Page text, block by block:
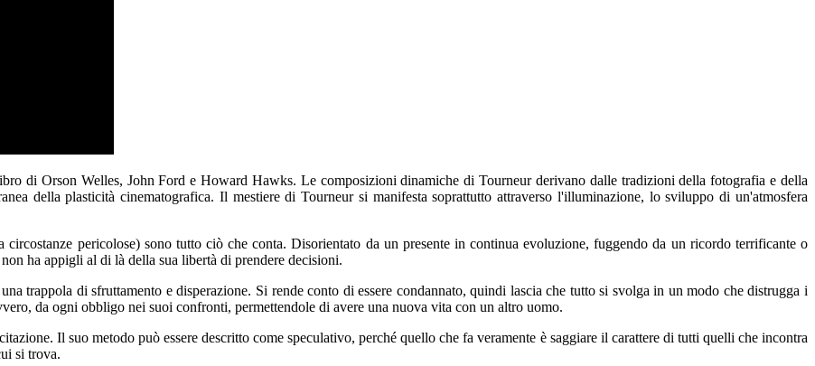
di Orson Welles, John Ford e Howard Hawks. Le composizioni dinamiche di Tourneur derivano dalle tradizioni della fotografia e della
della plasticità cinematografica. Il mestiere di Tourneur si manifesta soprattutto attraverso l'illuminazione, lo sviluppo di un'atmosfera
pericolose) sono tutto ciò che conta. Disorientato da un presente in continua evoluzione, fuggendo da un ricordo terrificante o
ha appigli al di là della sua libertà di prendere decisioni.
trappola di sfruttamento e disperazione. Si rende conto di essere condannato, quindi lascia che tutto si svolga in un modo che distrugga i
da ogni obbligo nei suoi confronti, permettendole di avere una nuova vita con un altro uomo.
Il suo metodo può essere descritto come speculativo, perché quello che fa veramente è saggiare il carattere di tutti quelli che incontra
si trova.